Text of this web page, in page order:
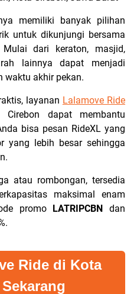
memiliki banyak pilihan
untuk dikunjungi bersama
dari keraton, masjid,
lainnya dapat menjadi
waktu akhir pekan.
layanan Lalamove Ride
dapat membantu
bisa pesan RideXL yang
yang lebih besar sehingga
atau rombongan, tersedia
maksimal enam
promo LATRIPCBN dan
Ride di Kota